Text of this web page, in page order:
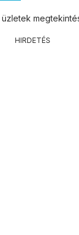
HIRDETÉS